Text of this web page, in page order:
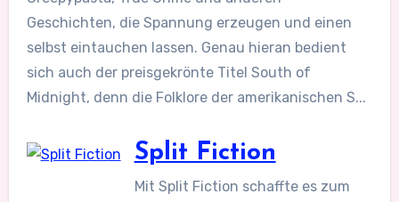
Geschichten, die Spannung erzeugen und einen
selbst eintauchen lassen. Genau hieran bedient
sich auch der preisgekrönte Titel South of
Midnight, denn die Folklore der amerikanischen S...
Split Fiction
Mit Split Fiction schaffte es zum